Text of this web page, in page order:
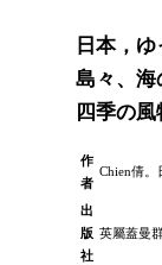
日本，
島々、海
四季の風
作
者
Chien倩。
出
版
社
英屬蓋曼